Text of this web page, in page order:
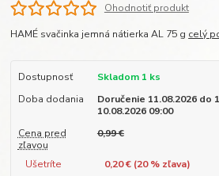
Ohodnotiť produkt
HAMÉ svačinka jemná nátierka AL 75 g celý
Dostupnosť
Skladom 1 ks
Doba dodania
Doručenie 11.08.2026 do
10.08.2026 09:00
Cena pred
zľavou
0,99 €
Ušetríte 0,20 € (20% zľava)